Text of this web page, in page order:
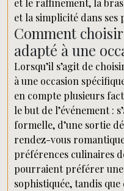
et le raffinement, la
et la simplicité dans ses
Comment
adapté à une
Lorsqu’il s’agit de
à une occasion
en compte plusieurs
le but de l’événement :
formelle, d’une sortie
rendez-vous
préférences culinaires
pourraient préférer
sophistiquée, tandis